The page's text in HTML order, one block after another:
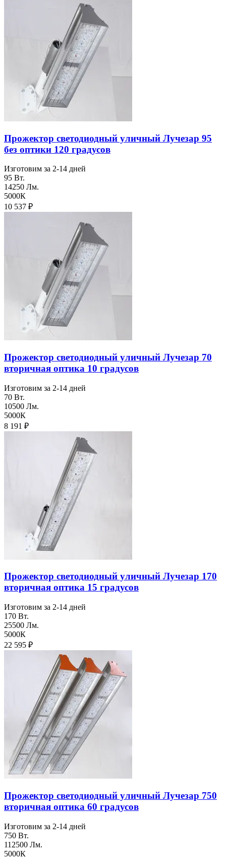
Прожектор светодиодный уличный Лучезар 95
без оптики 120 градусов
Изготовим за 2-14 дней
95 Вт.
14250 Лм.
5000К
10 537 ₽
Прожектор светодиодный уличный Лучезар 70
вторичная оптика 10 градусов
Изготовим за 2-14 дней
70 Вт.
10500 Лм.
5000К
8 191 ₽
Прожектор светодиодный уличный Лучезар 170
вторичная оптика 15 градусов
Изготовим за 2-14 дней
170 Вт.
25500 Лм.
5000К
22 595 ₽
Прожектор светодиодный уличный Лучезар 750
вторичная оптика 60 градусов
Изготовим за 2-14 дней
750 Вт.
112500 Лм.
5000К